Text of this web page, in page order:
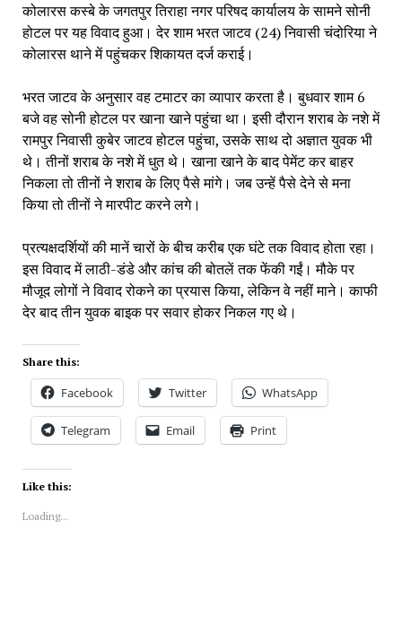
कोलारस कस्बे के जगतपुर तिराहा नगर परिषद कार्यालय के सामने सोनी
होटल पर यह विवाद हुआ। देर शाम भरत जाटव (24) निवासी चंदोरिया ने
कोलारस थाने में पहुंचकर शिकायत दर्ज कराई।
भरत जाटव के अनुसार वह टमाटर का व्यापार करता है। बुधवार शाम 6
बजे वह सोनी होटल पर खाना खाने पहुंचा था। इसी दौरान शराब के नशे में
रामपुर निवासी कुबेर जाटव होटल पहुंचा, उसके साथ दो अज्ञात युवक भी
थे। तीनों शराब के नशे में धुत थे। खाना खाने के बाद पेमेंट कर बाहर
निकला तो तीनों ने शराब के लिए पैसे मांगे। जब उन्हें पैसे देने से मना
किया तो तीनों ने मारपीट करने लगे।
प्रत्यक्षदर्शियों की मानें चारों के बीच करीब एक घंटे तक विवाद होता रहा।
इस विवाद में लाठी-डंडे और कांच की बोतलें तक फेंकी गईं। मौके पर
मौजूद लोगों ने विवाद रोकने का प्रयास किया, लेकिन वे नहीं माने। काफी
देर बाद तीन युवक बाइक पर सवार होकर निकल गए थे।
Share this:
Facebook Twitter WhatsApp
Telegram Email Print
Like this:
Loading...